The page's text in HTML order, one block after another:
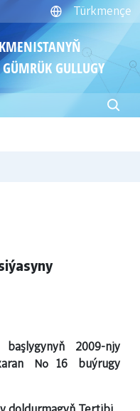
Türkmençe
GULLUGY
2009-njy
№16 buýrugy